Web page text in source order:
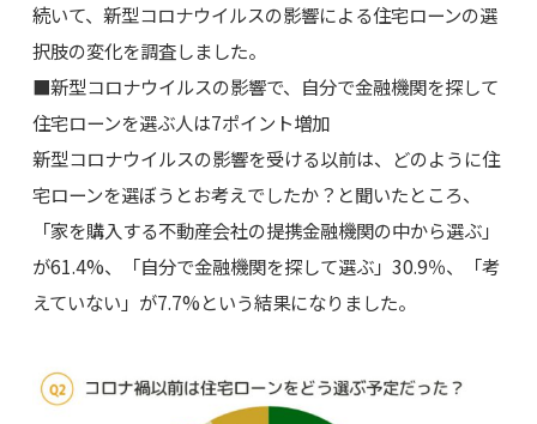
続いて、新型コロナウイルスの影響による住宅ローンの選
択肢の変化を調査しました。
■新型コロナウイルスの影響で、自分で金融機関を探して
住宅ローンを選ぶ人は7ポイント増加
新型コロナウイルスの影響を受ける以前は、どのように住
宅ローンを選ぼうとお考えでしたか？と聞いたところ、
「家を購入する不動産会社の提携金融機関の中から選ぶ」
が61.4%、「自分で金融機関を探して選ぶ」30.9％、「考
えていない」が7.7%という結果になりました。